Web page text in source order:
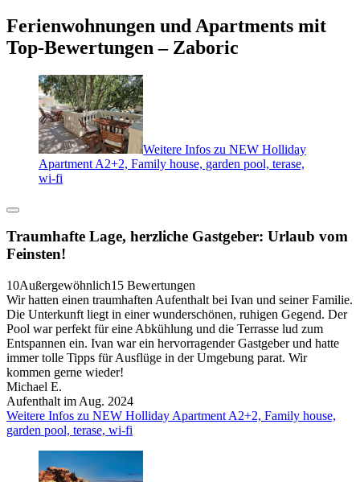
Ferienwohnungen und Apartments mit
Top-Bewertungen – Zaboric
Weitere Infos zu NEW Holliday
Apartment A2+2, Family house, garden pool, terase,
wi-fi
Traumhafte Lage, herzliche Gastgeber: Urlaub vom
Feinsten!
10Außergewöhnlich15 Bewertungen
Wir hatten einen traumhaften Aufenthalt bei Ivan und seiner Familie.
Die Unterkunft liegt in einer wunderschönen, ruhigen Gegend. Der
Pool war perfekt für eine Abkühlung und die Terrasse lud zum
Entspannen ein. Ivan war ein hervorragender Gastgeber und hatte
immer tolle Tipps für Ausflüge in der Umgebung parat. Wir
kommen gerne wieder!
Michael E.
Aufenthalt im Aug. 2024
Weitere Infos zu NEW Holliday Apartment A2+2, Family house,
garden pool, terase, wi-fi